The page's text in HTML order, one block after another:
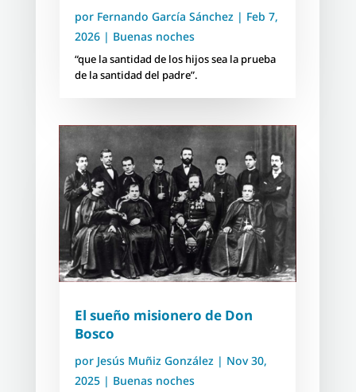
por Fernando García Sánchez| Feb 7,
2026| Buenas noches
“que la santidad de los hijos sea la prueba
de la santidad del padre”.
El sueño misionero de Don
Bosco
por Jesús Muñiz González| Nov 30,
2025| Buenas noches